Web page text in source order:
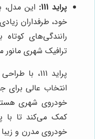
پراید 111:
این
رانندگی‌های
ترافیک شهری
پراید 111،
انتخاب عالی برای
خودروی شهری
کمک می‌کند تا با
خودروی مدرن و